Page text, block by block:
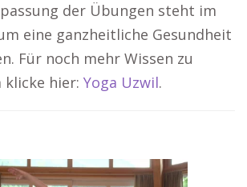
der Übungen steht im
eine ganzheitliche Gesundheit
Für noch mehr Wissen zu
klicke hier: Yoga Uzwil.